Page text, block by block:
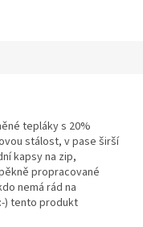
tepláky s 20%
stálost, v pase širší
kapsy na zip,
propracované
nemá rád na
) tento produkt